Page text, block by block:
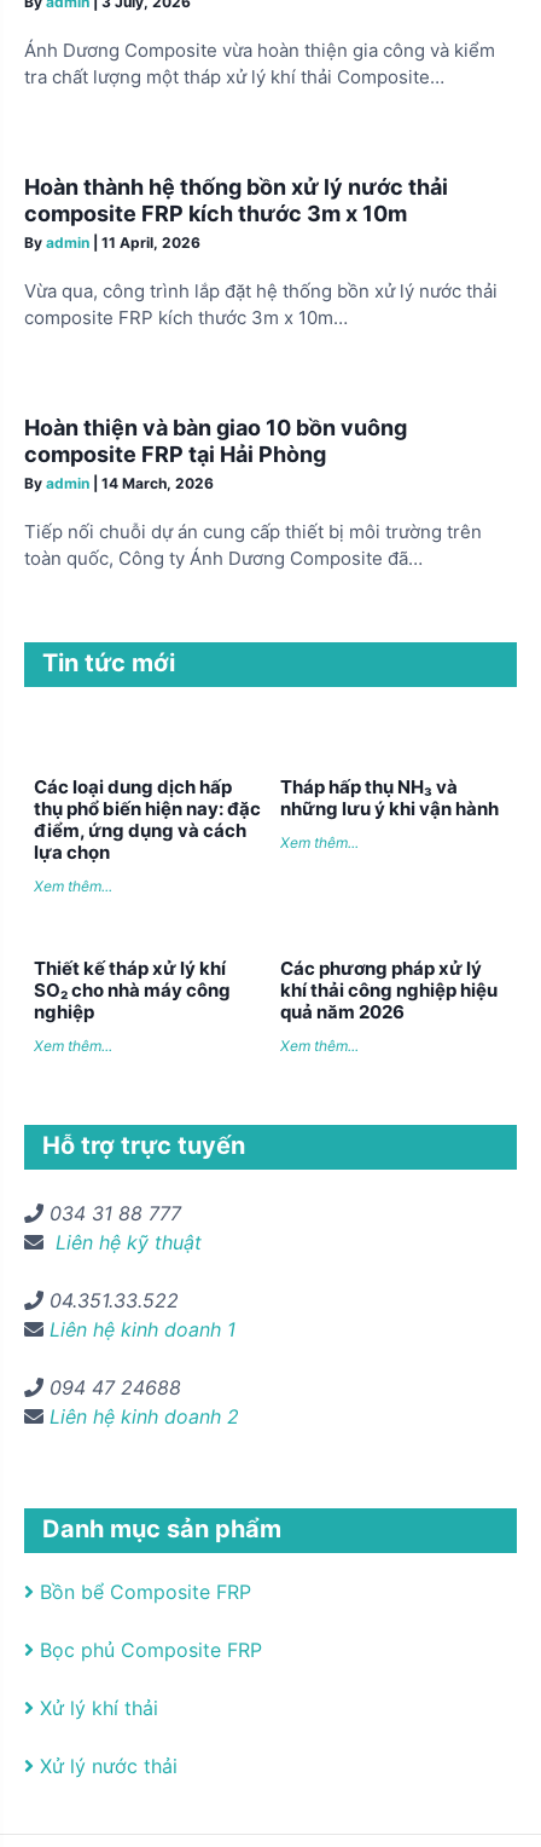
i
o
Ánh Dương Composite vừa hoàn thiện gia công và kiểm
tra chất lượng một tháp xử lý khí thải Composite…
Hoàn thành hệ thống bồn xử lý nước thải
composite FRP kích thước 3m x 10m
By admin 11 April, 2026
Vừa qua, công trình lắp đặt hệ thống bồn xử lý nước thải
composite FRP kích thước 3m x 10m…
Hoàn thiện và bàn giao 10 bồn vuông
composite FRP tại Hải Phòng
By admin 14 March, 2026
Tiếp nối chuỗi dự án cung cấp thiết bị môi trường trên
toàn quốc, Công ty Ánh Dương Composite đã…
Tin tức mới
Các loại dung dịch hấp
thụ phổ biến hiện nay: đặc
điểm, ứng dụng và cách
lựa chọn
Xem thêm...
Tháp hấp thụ NH₃ và
những lưu ý khi vận hành
Xem thêm...
Thiết kế tháp xử lý khí
SO₂ cho nhà máy công
nghiệp
Xem thêm...
Các phương pháp xử lý
khí thải công nghiệp hiệu
quả năm 2026
Xem thêm...
Hỗ trợ trực tuyến
034 31 88 777
Liên hệ kỹ thuật
04.351.33.522
Liên hệ kinh doanh 1
094 47 24688
Liên hệ kinh doanh 2
Danh mục sản phẩm
Bồn bể Composite FRP
Bọc phủ Composite FRP
Xử lý khí thải
Xử lý nước thải